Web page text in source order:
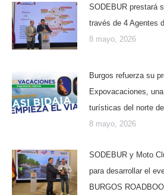
SODEBUR prestará
través de 4 Agentes
8 mayo, 2026
Burgos refuerza su
Expovacaciones,
turísticas del norte
8 mayo, 2026
SODEBUR y Moto
para desarrollar el
BURGOS